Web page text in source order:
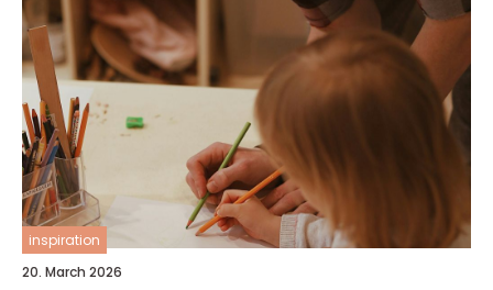
inspiration
20. March 2026